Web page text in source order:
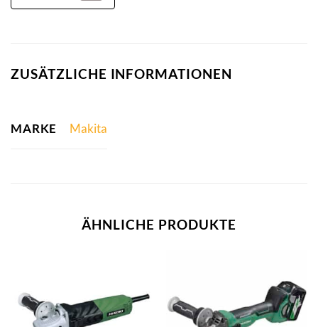
ZUSÄTZLICHE INFORMATIONEN
MARKE Makita
ÄHNLICHE PRODUKTE